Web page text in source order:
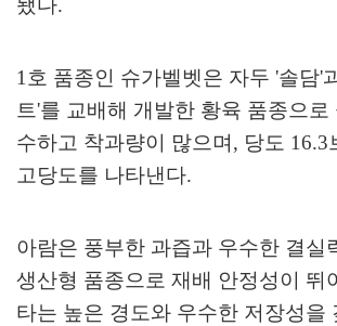
됐다.
1호 품종인 슈가벨벳은 자두 '솔담'
트'를 교배해 개발한 황육 품종으로
수하고 착과량이 많으며 , 당도 16.3
고당도를 나타낸다.
아람은 풍부한 과즙과 우수한 결실
생산형 품종으로 재배 안정성이 뛰
타는 높은 경도와 우수한 저장성을